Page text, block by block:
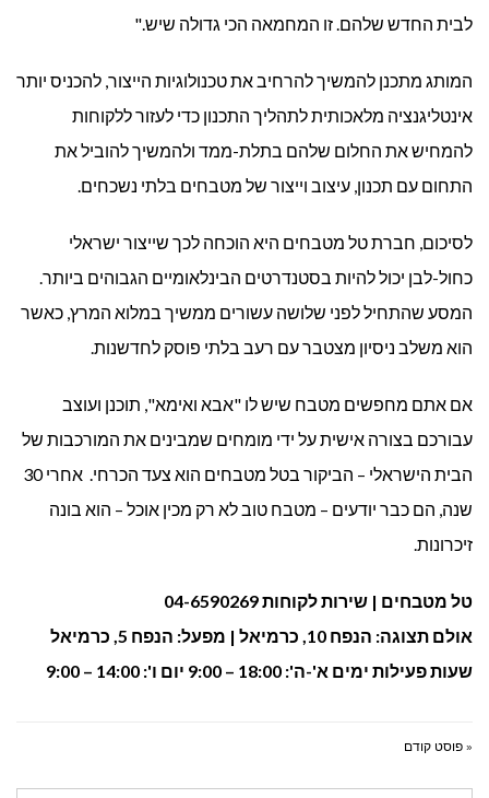
לבית החדש שלהם. זו המחמאה הכי גדולה שיש."
המותג מתכנן להמשיך להרחיב את טכנולוגיות הייצור, להכניס יותר
אינטליגנציה מלאכותית לתהליך התכנון כדי לעזור ללקוחות
להמחיש את החלום שלהם בתלת-ממד ולהמשיך להוביל את
התחום עם תכנון, עיצוב וייצור של מטבחים בלתי נשכחים.
לסיכום, חברת טל מטבחים היא הוכחה לכך שייצור ישראלי
כחול-לבן יכול להיות בסטנדרטים הבינלאומיים הגבוהים ביותר.
המסע שהתחיל לפני שלושה עשורים ממשיך במלוא המרץ, כאשר
הוא משלב ניסיון מצטבר עם רעב בלתי פוסק לחדשנות.
אם אתם מחפשים מטבח שיש לו "אבא ואימא", תוכנן ועוצב
עבורכם בצורה אישית על ידי מומחים שמבינים את המורכבות של
הבית הישראלי – הביקור בטל מטבחים הוא צעד הכרחי. אחרי 30
שנה, הם כבר יודעים – מטבח טוב לא רק מכין אוכל – הוא בונה
זיכרונות.
טל מטבחים | שירות לקוחות 04-6590269
אולם תצוגה: הנפח 10, כרמיאל | מפעל: הנפח 5, כרמיאל
שעות פעילות ימים א'-ה': 18:00 – 9:00 יום ו': 14:00 – 9:00
« פוסט קודם